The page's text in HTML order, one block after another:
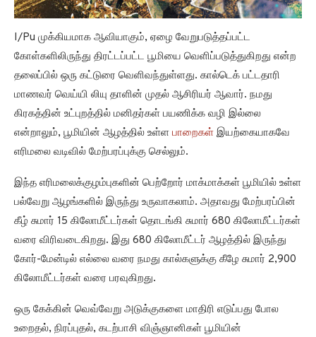
I/Pu முக்கியமாக ஆவியாகும், ஏழை வேறுபடுத்தப்பட்ட
கோள்களிலிருந்து திரட்டப்பட்ட பூமியை வெளிப்படுத்துகிறது என்ற
தலைப்பில் ஒரு கட்டுரை வெளிவந்துள்ளது. கால்டெக் பட்டதாரி
மாணவர் வெய்யி லியு தாளின் முதல் ஆசிரியர் ஆவார். நமது
கிரகத்தின் உட்புறத்தில் மனிதர்கள் பயணிக்க வழி இல்லை
என்றாலும், பூமியின் ஆழத்தில் உள்ள பாறைகள் இயற்கையாகவே
எரிமலை வடிவில் மேற்பரப்புக்கு செல்லும்.
இந்த எரிமலைக்குழம்புகளின் பெற்றோர் மாக்மாக்கள் பூமியில் உள்ள
பல்வேறு ஆழங்களில் இருந்து உருவாகலாம். அதாவது மேற்பரப்பின்
கீழ் சுமார் 15 கிலோமீட்டர்கள் தொடங்கி சுமார் 680 கிலோமீட்டர்கள்
வரை விரிவடைகிறது. இது 680 கிலோமீட்டர் ஆழத்தில் இருந்து
கோர்-மேன்டில் எல்லை வரை நமது கால்களுக்கு கீழே சுமார் 2,900
கிலோமீட்டர்கள் வரை பரவுகிறது.
ஒரு கேக்கின் வெவ்வேறு அடுக்குகளை மாதிரி எடுப்பது போல
உறைதல், நிரப்புதல், கடற்பாசி விஞ்ஞானிகள் பூமியின்